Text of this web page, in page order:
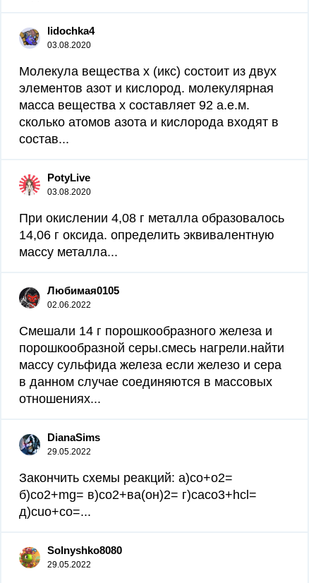
lidochka4
03.08.2020
Молекула вещества х (икс) состоит из двух
элементов азот и кислород. молекулярная
масса вещества х составляет 92 а.е.м.
сколько атомов азота и кислорода входят в
состав...
PotyLive
03.08.2020
При окислении 4,08 г металла образовалось
14,06 г оксида. определить эквивалентную
массу металла...
Любимая0105
02.06.2022
Смешали 14 г порошкообразного железа и
порошкообразной серы.смесь нагрели.найти
массу сульфида железа если железо и сера
в данном случае соединяются в массовых
отношениях...
DianaSims
29.05.2022
Закончить схемы реакций: а)со+о2=
б)со2+mg= в)со2+ва(он)2= г)сасо3+hcl=
д)cuo+co=...
Solnyshko8080
29.05.2022